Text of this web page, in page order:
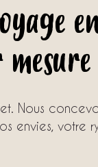
Nous
envies, votre